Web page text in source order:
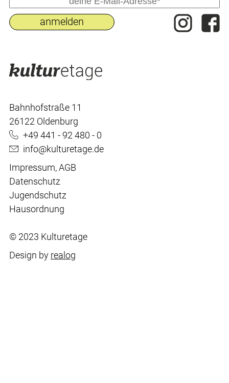
Bahnhofstraße 11
26122 Oldenburg
+49 441 - 92 480 - 0
info@kulturetage.de
Impressum,AGB
Datenschutz
Jugendschutz
Hausordnung
© 2023 Kulturetage
Design by realog